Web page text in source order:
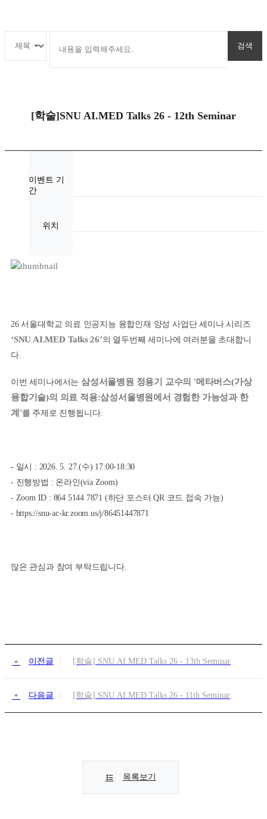
[학술]SNU AI.MED Talks 26 - 12th Seminar
이벤트 기
간
위치
26 서울대학교 의료 인공지능 융합인재 양성 사업단 세미나 시리즈
‘SNU AI.MED Talks 26’의 열두번째 세미나에 여러분을 초대합니
다.
이번 세미나에서는삼성서울병원 정용기 교수의 '메타버스(가상
융합기술)의 의료 적용:삼성서울병원에서 경험한 가능성과 한
계'를 주제로 진행됩니다.
- 일시 : 2026. 5. 27.(수) 17:00-18:30
- 진행방법 : 온라인(via Zoom)
- Zoom ID : 864 5144 7871 (하단 포스터 QR 코드 접속 가능)
- https://snu-ac-kr.zoom.us/j/86451447871
많은 관심과 참여 부탁드립니다.
이전글 [학술] SNU AI.MED Talks 26 - 13th Seminar
다음글 [학술] SNU AI.MED Talks 26 - 11th Seminar
목록보기